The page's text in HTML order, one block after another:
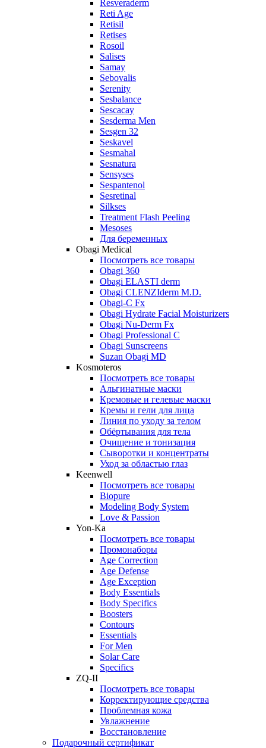
Resveraderm
Reti Age
Retisil
Retises
Rosoil
Salises
Samay
Sebovalis
Serenity
Sesbalance
Sescacay
Sesderma Men
Sesgen 32
Seskavel
Sesmahal
Sesnatura
Sensyses
Sespantenol
Sesretinal
Silkses
Treatment Flash Peeling
Mesoses
Для беременных
Obagi Medical
Посмотреть все товары
Obagi 360
Obagi ELASTI derm
Obagi CLENZIderm M.D.
Obagi-C Fx
Obagi Hydrate Facial Moisturizers
Obagi Nu-Derm Fx
Obagi Professional C
Obagi Sunscreens
Suzan Obagi MD
Kosmoteros
Посмотреть все товары
Альгинатные маски
Кремовые и гелевые маски
Кремы и гели для лица
Линия по уходу за телом
Обёртывания для тела
Очищение и тонизация
Сыворотки и концентраты
Уход за областью глаз
Keenwell
Посмотреть все товары
Biopure
Modeling Body System
Love & Passion
Yon-Ka
Посмотреть все товары
Промонаборы
Age Correction
Age Defense
Age Exception
Body Essentials
Body Specifics
Boosters
Contours
Essentials
For Men
Solar Care
Specifics
ZQ-II
Посмотреть все товары
Корректирующие средства
Проблемная кожа
Увлажнение
Восстановление
Подарочный сертификат